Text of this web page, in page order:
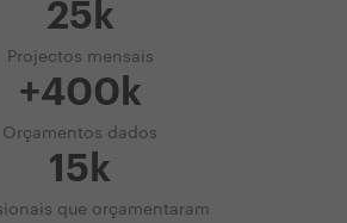
25k
Projectos mensais
+400k
Orçamentos dados
15k
que orçamentaram